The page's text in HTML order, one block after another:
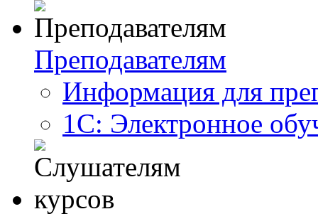
Преподавателям
Информация для
1С: Электронное